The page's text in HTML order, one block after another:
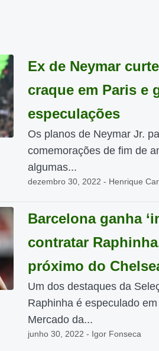
Ex de Neymar
craque em Paris e
especulações
Os planos de Neymar Jr.
comemorações de fim de
algumas...
dezembro 30, 2022 - Henrique
Barcelona ganha
contratar
próximo do
Um dos destaques da
Raphinha é especulado
Mercado da...
junho 30, 2022 - Igor Fonseca